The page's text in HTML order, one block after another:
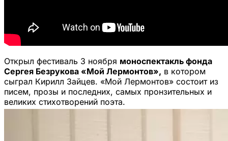
Открыл фестиваль 3 ноября моноспектакль фонда
Сергея Безрукова «Мой Лермонтов», в котором
сыграл Кирилл Зайцев. «Мой Лермонтов» состоит из
писем, прозы и последних, самых пронзительных и
великих стихотворений поэта.